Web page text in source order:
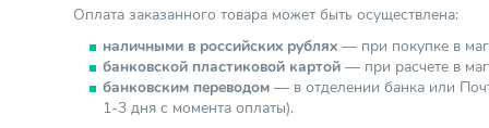
Оплата заказанного товара может быть осуществлена:
наличными в российских рублях — при покупке в
банковской пластиковой картой — при расчете в
банковским переводом — в отделении банка или
1-3 дня с момента оплаты).